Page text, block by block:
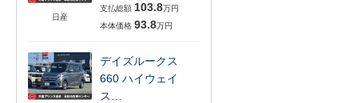
日産
支払総額 103.8万円
本体価格 93.8万円
デイズルークス
660 ハイウェイ
ス…